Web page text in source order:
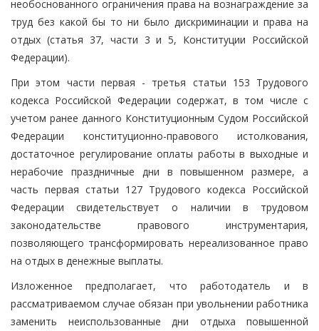
необоснованного ограничения права на вознаграждение за
труд без какой бы то ни было дискриминации и права на
отдых (статья 37, части 3 и 5, Конституции Российской
Федерации).
При этом части первая - третья статьи 153 Трудового
кодекса Российской Федерации содержат, в том числе с
учетом ранее данного Конституционным Судом Российской
Федерации конституционно-правового истолкования,
достаточное регулирование оплаты работы в выходные и
нерабочие праздничные дни в повышенном размере, а
часть первая статьи 127 Трудового кодекса Российской
Федерации свидетельствует о наличии в трудовом
законодательстве правового инструментария,
позволяющего трансформировать нереализованное право
на отдых в денежные выплаты.
Изложенное предполагает, что работодатель и в
рассматриваемом случае обязан при увольнении работника
заменить неиспользованные дни отдыха повышенной